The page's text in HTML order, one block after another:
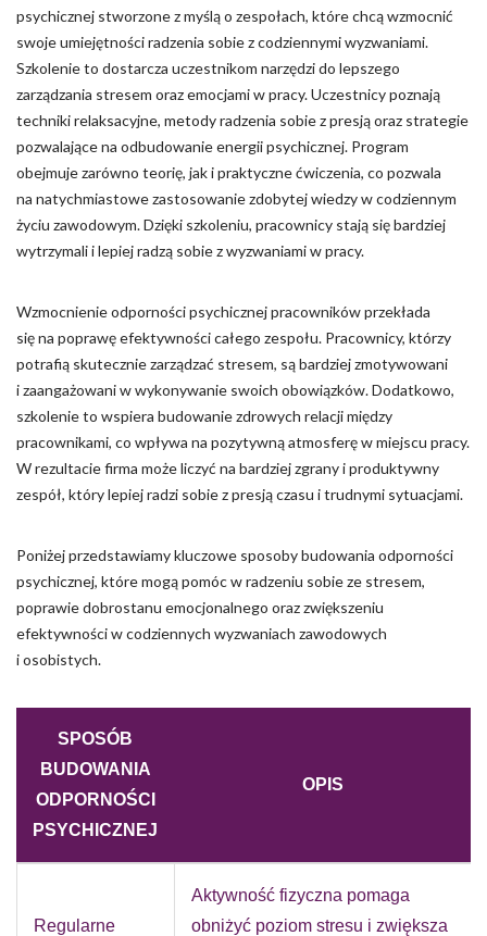
psychicznej stworzone z myślą o zespołach, które chcą wzmocnić
swoje umiejętności radzenia sobie z codziennymi wyzwaniami.
Szkolenie to dostarcza uczestnikom narzędzi do lepszego
zarządzania stresem oraz emocjami w pracy. Uczestnicy poznają
techniki relaksacyjne, metody radzenia sobie z presją oraz strategie
pozwalające na odbudowanie energii psychicznej. Program
obejmuje zarówno teorię, jak i praktyczne ćwiczenia, co pozwala
na natychmiastowe zastosowanie zdobytej wiedzy w codziennym
życiu zawodowym. Dzięki szkoleniu, pracownicy stają się bardziej
wytrzymali i lepiej radzą sobie z wyzwaniami w pracy.
Wzmocnienie odporności psychicznej pracowników przekłada
się na poprawę efektywności całego zespołu. Pracownicy, którzy
potrafią skutecznie zarządzać stresem, są bardziej zmotywowani
i zaangażowani w wykonywanie swoich obowiązków. Dodatkowo,
szkolenie to wspiera budowanie zdrowych relacji między
pracownikami, co wpływa na pozytywną atmosferę w miejscu pracy.
W rezultacie firma może liczyć na bardziej zgrany i produktywny
zespół, który lepiej radzi sobie z presją czasu i trudnymi sytuacjami.
Poniżej przedstawiamy kluczowe sposoby budowania odporności
psychicznej, które mogą pomóc w radzeniu sobie ze stresem,
poprawie dobrostanu emocjonalnego oraz zwiększeniu
efektywności w codziennych wyzwaniach zawodowych
i osobistych.
SPOSÓB
BUDOWANIA
ODPORNOŚCI
PSYCHICZNEJ
OPIS
Regularne
Aktywność fizyczna pomaga
obniżyć poziom stresu i zwiększa